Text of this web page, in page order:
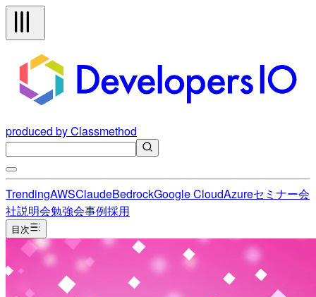
produced by Classmethod
TrendingAWSClaudeBedrockGoogle CloudAzureセミナー会
社説明会勉強会事例採用
目次